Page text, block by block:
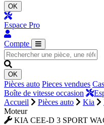
OK
Espace Pro
Compte
OK
Pièces auto Pieces vendues
Boîte de vitesse occasion
Accueil
Pièces auto Kia
Moteur
KIA CEE-D 3 SPORT